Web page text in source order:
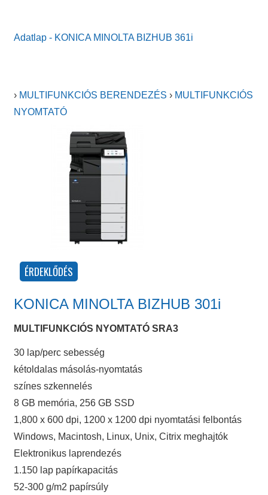
Adatlap - KONICA MINOLTA BIZHUB 361i
› MULTIFUNKCIÓS BERENDEZÉS › MULTIFUNKCIÓS
NYOMTATÓ
KONICA MINOLTA BIZHUB 301i
MULTIFUNKCIÓS NYOMTATÓ SRA3
30 lap/perc sebesség
kétoldalas másolás-nyomtatás
színes szkennelés
8 GB memória, 256 GB SSD
1,800 x 600 dpi, 1200 x 1200 dpi nyomtatási felbontás
Windows, Macintosh, Linux, Unix, Citrix meghajtók
Elektronikus laprendezés
1.150 lap papírkapacitás
52-300 g/m2 papírsúly